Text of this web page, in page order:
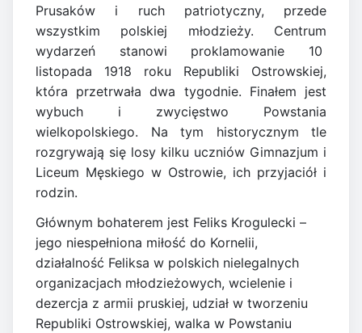
Prusaków i ruch patriotyczny, przede
wszystkim polskiej młodzieży. Centrum
wydarzeń stanowi proklamowanie 10
listopada 1918 roku Republiki Ostrowskiej,
która przetrwała dwa tygodnie. Finałem jest
wybuch i zwycięstwo Powstania
wielkopolskiego. Na tym historycznym tle
rozgrywają się losy kilku uczniów Gimnazjum i
Liceum Męskiego w Ostrowie, ich przyjaciół i
rodzin.
Głównym bohaterem jest Feliks Krogulecki –
jego niespełniona miłość do Kornelii,
działalność Feliksa w polskich nielegalnych
organizacjach młodzieżowych, wcielenie i
dezercja z armii pruskiej, udział w tworzeniu
Republiki Ostrowskiej, walka w Powstaniu